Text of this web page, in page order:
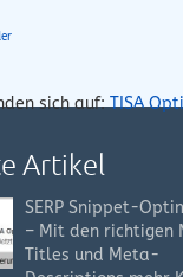
sich auf:TISA
Artikel
SERP Snippet-
– Mit den richtigen
Titles und Meta-